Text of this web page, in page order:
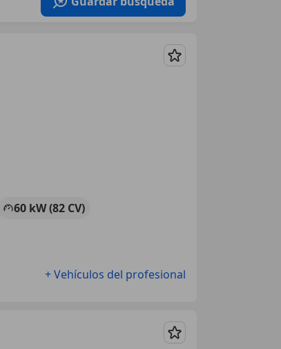
Guardar
60 kW (82 CV)
+ Vehículos del profesional
Guardar